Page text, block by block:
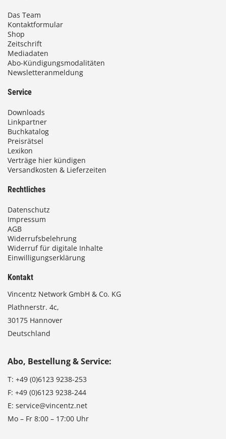
Das Team
Kontaktformular
Shop
Zeitschrift
Mediadaten
Abo-Kündigungsmodalitäten
Newsletteranmeldung
Service
Downloads
Linkpartner
Buchkatalog
Preisrätsel
Lexikon
Verträge hier kündigen
Versandkosten & Lieferzeiten
Rechtliches
Datenschutz
Impressum
AGB
Widerrufsbelehrung
Widerruf für digitale Inhalte
Einwilligungserklärung
Kontakt
Vincentz Network GmbH & Co. KG
Plathnerstr. 4c,
30175 Hannover
Deutschland
Abo, Bestellung & Service:
T: +49 (0)6123 9238-253
F: +49 (0)6123 9238-244
E: service@vincentz.net
Mo – Fr 8:00 – 17:00 Uhr